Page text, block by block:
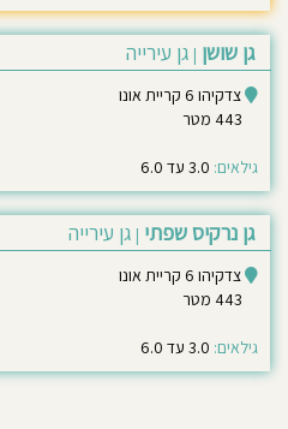
גן שושן | גן עירייה
צדקיהו 6 קריית אונו
443 מטר
גילאים: 3.0 עד 6.0
גן נרקיס שפתי | גן עירייה
צדקיהו 6 קריית אונו
443 מטר
גילאים: 3.0 עד 6.0